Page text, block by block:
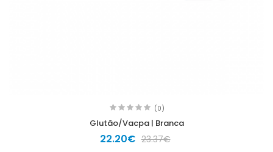
(0)
Glutão/Vacpa | Branca
22.20€ 23.37€